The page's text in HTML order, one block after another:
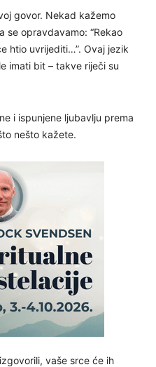
govor. Nekad kažemo
se opravdavamo: “Rekao
htio uvrijediti…”. Ovaj jezik
imati bit – takve riječi su
i ispunjene ljubavlju prema
nešto kažete.
vaše srce će ih